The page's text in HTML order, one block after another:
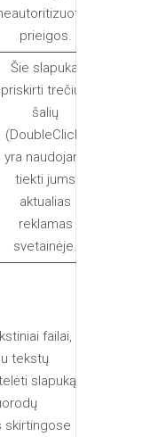
prieigos.
Šie slapukai
priskirti trečiųjų
šalių
(DoubleClick)
yra naudojami
tiekti jums
aktualias
reklamas
svetainėje.
failai,
tekstų
slapuką
skirtingose